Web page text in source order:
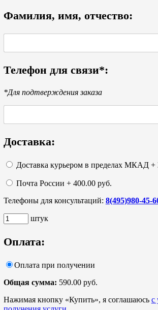
Фамилия, имя, отчество:
Телефон для связи*:
*Для подтверждения заказа
Доставка:
Доставка курьером в пределах МКАД +
Почта России + 400.00 руб.
Телефоны для консультаций: 8(495)980-45-
штук
Оплата:
Оплата при получении
Общая сумма: 590.00 руб.
Нажимая кнопку «Купить», я соглашаюсь с